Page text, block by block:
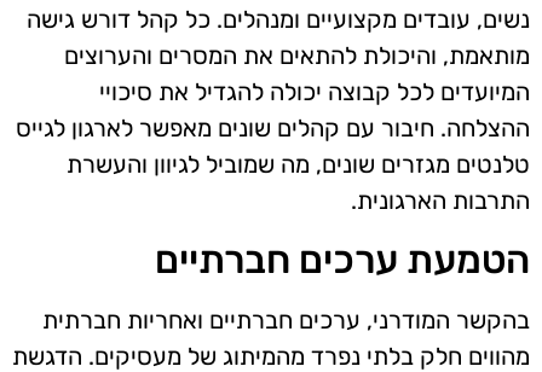
נשים, עובדים מקצועיים ומנהלים. כל קהל דורש גישה
מותאמת, והיכולת להתאים את המסרים והערוצים
המיועדים לכל קבוצה יכולה להגדיל את סיכויי
ההצלחה. חיבור עם קהלים שונים מאפשר לארגון לגייס
טלנטים מגזרים שונים, מה שמוביל לגיוון והעשרת
התרבות הארגונית.
הטמעת ערכים חברתיים
בהקשר המודרני, ערכים חברתיים ואחריות חברתית
מהווים חלק בלתי נפרד מהמיתוג של מעסיקים. הדגשת